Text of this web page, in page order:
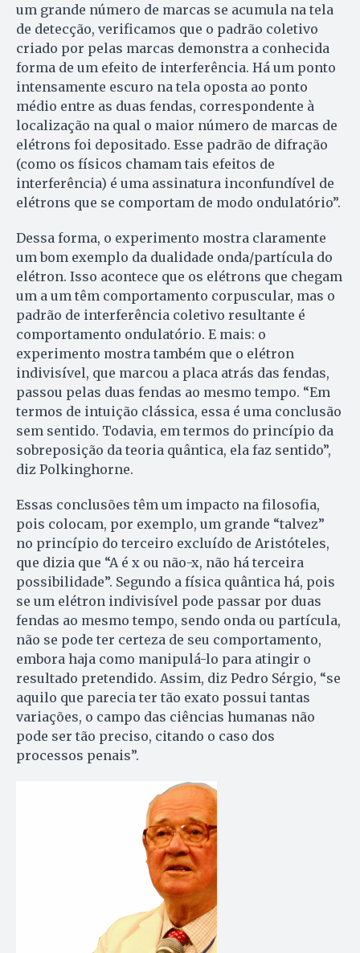
um grande número de marcas se acumula na tela
de detecção, verificamos que o padrão coletivo
criado por pelas marcas demonstra a conhecida
forma de um efeito de interferência. Há um ponto
intensamente escuro na tela oposta ao ponto
médio entre as duas fendas, correspondente à
localização na qual o maior número de marcas de
elétrons foi depositado. Esse padrão de difração
(como os físicos chamam tais efeitos de
interferência) é uma assinatura inconfundível de
elétrons que se comportam de modo ondulatório”.
Dessa forma, o experimento mostra claramente
um bom exemplo da dualidade onda/partícula do
elétron. Isso acontece que os elétrons que chegam
um a um têm comportamento corpuscular, mas o
padrão de interferência coletivo resultante é
comportamento ondulatório. E mais: o
experimento mostra também que o elétron
indivisível, que marcou a placa atrás das fendas,
passou pelas duas fendas ao mesmo tempo. “Em
termos de intuição clássica, essa é uma conclusão
sem sentido. Todavia, em termos do princípio da
sobreposição da teoria quântica, ela faz sentido”,
diz Polkinghorne.
Essas conclusões têm um impacto na filosofia,
pois colocam, por exemplo, um grande “talvez”
no princípio do terceiro excluído de Aristóteles,
que dizia que “A é x ou não-x, não há terceira
possibilidade”. Segundo a física quântica há, pois
se um elétron indivisível pode passar por duas
fendas ao mesmo tempo, sendo onda ou partícula,
não se pode ter certeza de seu comportamento,
embora haja como manipulá-lo para atingir o
resultado pretendido. Assim, diz Pedro Sérgio, “se
aquilo que parecia ter tão exato possui tantas
variações, o campo das ciências humanas não
pode ser tão preciso, citando o caso dos
processos penais”.